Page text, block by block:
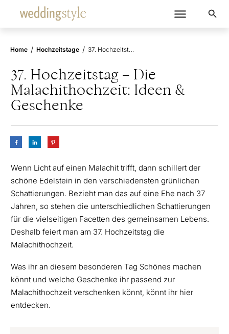
Home / Hochzeitstage / 37. Hochzeitstag – Die Malachithochzeit: Ideen & Geschenke
37. Hochzeitstag – Die
Malachithochzeit: Ideen &
Geschenke
Wenn Licht auf einen Malachit trifft, dann schillert der
schöne Edelstein in den verschiedensten grünlichen
Schattierungen. Bezieht man das auf eine Ehe nach 37
Jahren, so stehen die unterschiedlichen Schattierungen
für die vielseitigen Facetten des gemeinsamen Lebens.
Deshalb feiert man am 37. Hochzeitstag die
Malachithochzeit.
Was ihr an diesem besonderen Tag Schönes machen
könnt und welche Geschenke ihr passend zur
Malachithochzeit verschenken könnt, könnt ihr hier
entdecken.